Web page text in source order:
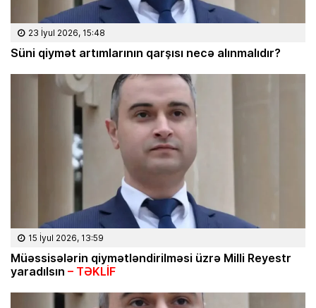
23 İyul 2026, 15:48
Süni qiymət artımlarının qarşısı necə alınmalıdır?
15 İyul 2026, 13:59
Müəssisələrin qiymətləndirilməsi üzrə Milli Reyestr
yaradılsın – TƏKLİF